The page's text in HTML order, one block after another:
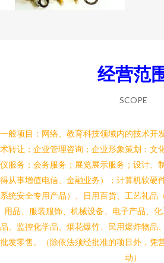
经营范
SCOPE
一般项目：网络、教育科技领域内的技术开
术转让；企业管理咨询；企业形象策划；文
仪服务；会务服务；展览展示服务；设计、
得从事增值电信、金融业务）；计算机软硬
系统安全专用产品）、日用百货、工艺礼品
用品、服装服饰、机械设备、电子产品、
品、监控化学品、烟花爆竹、民用爆炸物品
批发零售。（除依法须经批准的项目外，凭
动）